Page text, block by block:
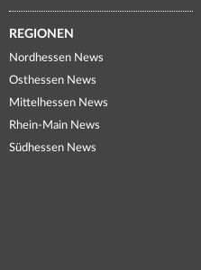
REGIONEN
Nordhessen News
Osthessen News
Mittelhessen News
Rhein-Main News
Südhessen News